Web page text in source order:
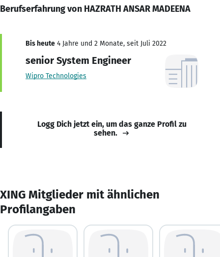
Berufserfahrung von HAZRATH ANSAR MADEENA
Bis heute 4 Jahre und 2 Monate, seit Juli 2022
senior System Engineer
Wipro Technologies
Logg Dich jetzt ein, um das ganze Profil zu
sehen.
XING Mitglieder mit ähnlichen
Profilangaben